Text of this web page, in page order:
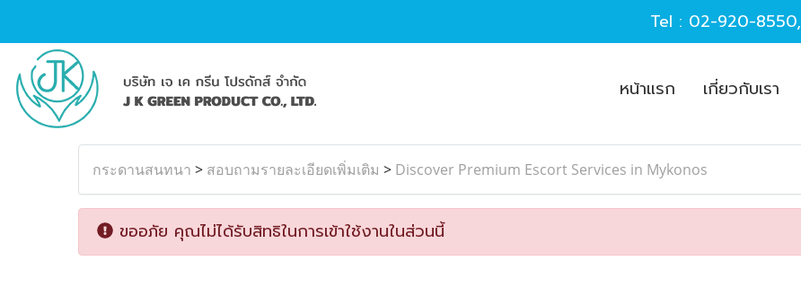
Tel : 02-920-8550,
หน้าแรก เกี่ยวกับเรา
กระดานสนทนา > สอบถามรายละเอียดเพิ่มเติม > Discover Premium Escort Services in Mykonos
ขออภัย คุณไม่ได้รับสิทธิในการเข้าใช้งานในส่วนนี้